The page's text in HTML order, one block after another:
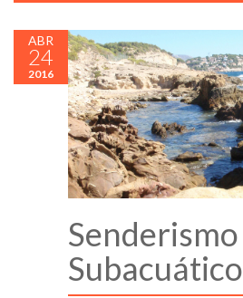
ABR
24
2016
Senderismo
Subacuático